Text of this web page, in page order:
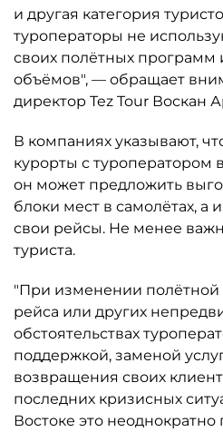
и другая категория
туроператоры не
своих полётных программ
объёмов", — обращает
директор Tez Tour Воскан
В компаниях указывают,
курорты с туроператором
он может предложить
блоки мест в самолётах, а
свои рейсы. Не менее
туриста.
"При изменении
рейса или других
обстоятельствах
поддержкой, заменой
возвращения своих
последних кризисных
Востоке это неоднократно